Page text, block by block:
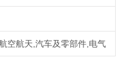
空航天,汽车及零部件,电气